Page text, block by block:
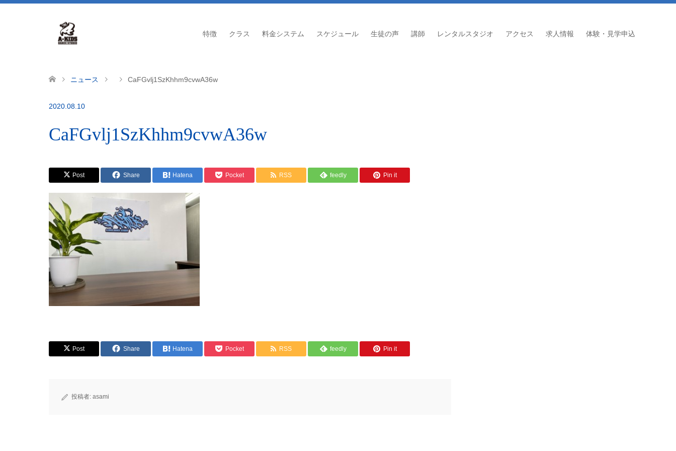
特徴 クラス 料金システム スケジュール 生徒の声 講師 レンタルスタジオ アクセス 求人情報 体験・見学申込
ニュース CaFGvlj1SzKhhm9cvwA36w
2020.08.10
CaFGvlj1SzKhhm9cvwA36w
Post Share Hatena Pocket RSS feedly Pin it
Post Share Hatena Pocket RSS feedly Pin it
投稿者: asami